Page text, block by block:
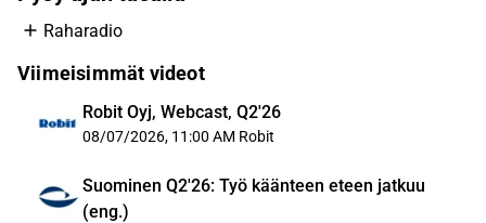
Raharadio
Viimeisimmät videot
Robit Oyj, Webcast, Q2'26
08/07/2026, 11:00 AM Robit
Suominen Q2'26: Työ käänteen eteen jatkuu
(eng.)